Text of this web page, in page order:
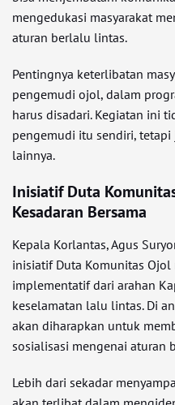
mengedukasi masyarakat
aturan berlalu lintas.
Pentingnya keterlibatan
pengemudi ojol, dalam
harus disadari. Kegiatan ini
pengemudi itu sendiri,
lainnya.
Inisiatif Duta
Kesadaran Bersama
Kepala Korlantas, Agus
inisiatif Duta Komunitas
implementatif dari arahan
keselamatan lalu lintas. Di
akan diharapkan untuk
sosialisasi mengenai aturan
Lebih dari sekadar